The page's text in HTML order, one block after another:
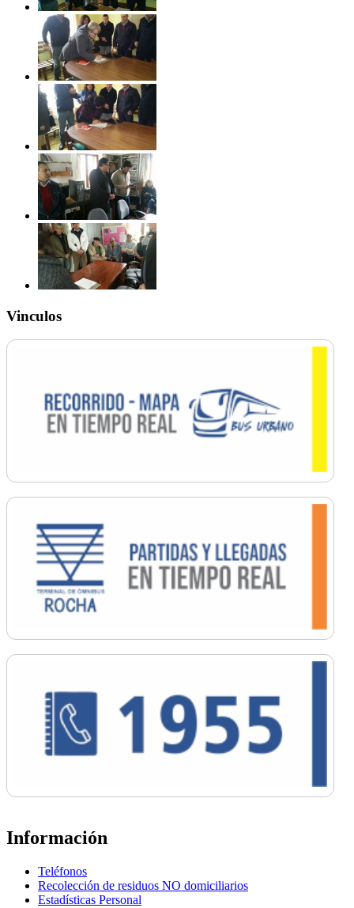
Vinculos
Información
Teléfonos
Recolección de residuos NO domiciliarios
Estadísticas Personal